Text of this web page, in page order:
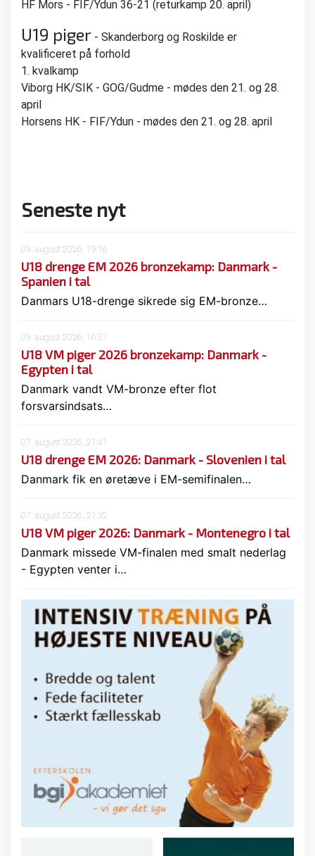
HF Mors - FIF/Ydun 36-21 (returkamp 20. april)
U19 piger - Skanderborg og Roskilde er
kvalificeret på forhold
1. kvalkamp
Viborg HK/SIK - GOG/Gudme - mødes den 21. og 28.
april
Horsens HK - FIF/Ydun - mødes den 21. og 28. april
Seneste nyt
09. august 2026, 19:16
U18 drenge EM 2026 bronzekamp: Danmark -
Spanien i tal
Danmars U18-drenge sikrede sig EM-bronze…
09. august 2026, 16:57
U18 VM piger 2026 bronzekamp: Danmark -
Egypten i tal
Danmark vandt VM-bronze efter flot
forsvarsindsats…
07. august 2026, 21:41
U18 drenge EM 2026: Danmark - Slovenien i tal
Danmark fik en øretæve i EM-semifinalen…
07. august 2026, 21:32
U18 VM piger 2026: Danmark - Montenegro i tal
Danmark missede VM-finalen med smalt nederlag
- Egypten venter i…